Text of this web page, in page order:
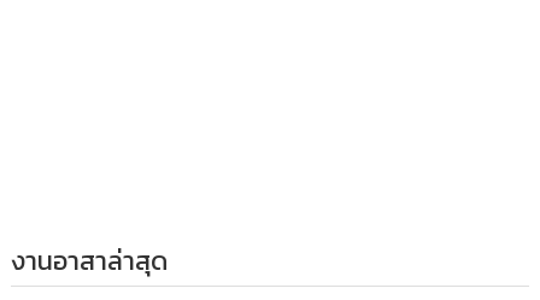
งานอาสาล่าสุด